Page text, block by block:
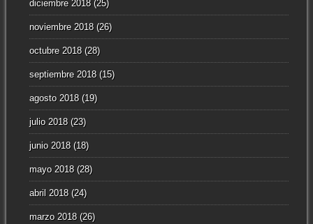
diciembre 2018(25)
noviembre 2018(26)
octubre 2018(28)
septiembre 2018(15)
agosto 2018(19)
julio 2018(23)
junio 2018(18)
mayo 2018(28)
abril 2018(24)
marzo 2018(26)